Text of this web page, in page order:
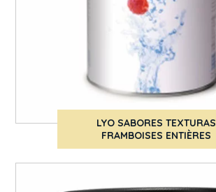
LYO SABORES TEXTURAS
FRAMBOISES ENTIÈRES